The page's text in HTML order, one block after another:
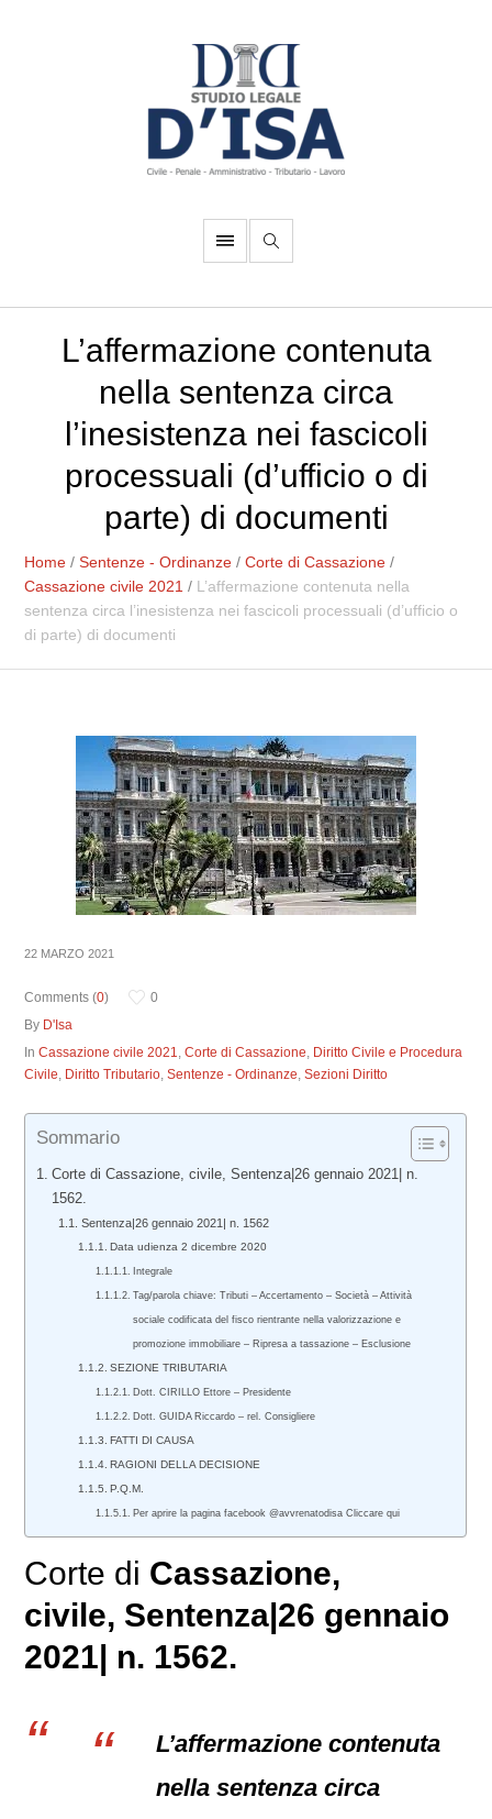
L’affermazione contenuta
nella sentenza circa
l’inesistenza nei fascicoli
processuali (d’ufficio o di
parte) di documenti
Home /Sentenze - Ordinanze /Corte di Cassazione /
Cassazione civile 2021 / L’affermazione contenuta nella
sentenza circa l’inesistenza nei fascicoli processuali (d’ufficio o
di parte) di documenti
22 MARZO 2021
Comments (0)
0
By D'Isa
InCassazione civile 2021,Corte di Cassazione, Diritto Civile e Procedura
Civile, Diritto Tributario,Sentenze - Ordinanze,Sezioni Diritto
Sommario
Corte di Cassazione, civile, Sentenza|26 gennaio 2021| n.
1562.
Sentenza|26 gennaio 2021| n. 1562
Data udienza 2 dicembre 2020
Integrale
Tag/parola chiave: Tributi – Accertamento – Società – Attività
sociale codificata del fisco rientrante nella valorizzazione e
promozione immobiliare – Ripresa a tassazione – Esclusione
SEZIONE TRIBUTARIA
Dott. CIRILLO Ettore – Presidente
Dott. GUIDA Riccardo – rel. Consigliere
FATTI DI CAUSA
RAGIONI DELLA DECISIONE
P.Q.M.
Per aprire la pagina facebook @avvrenatodisa Cliccare qui
Corte di Cassazione,
civile, Sentenza|26 gennaio
2021| n. 1562.
L’affermazione contenuta
nella sentenza circa